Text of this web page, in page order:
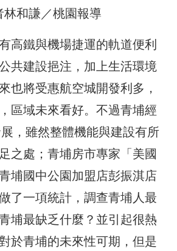
和謙／桃園報導
高鐵與機場捷運的軌道便利
共建設挹注，加上生活環境
也將受惠航空城開發利多，
區域未來看好。不過青埔經
，雖然整體機能與建設有所
之處；青埔房市專家「美國
埔國中公園加盟店彭振淇店
了一項統計，調查青埔人最
埔最缺乏什麼？並引起很熱
於青埔的未來性可期，但是